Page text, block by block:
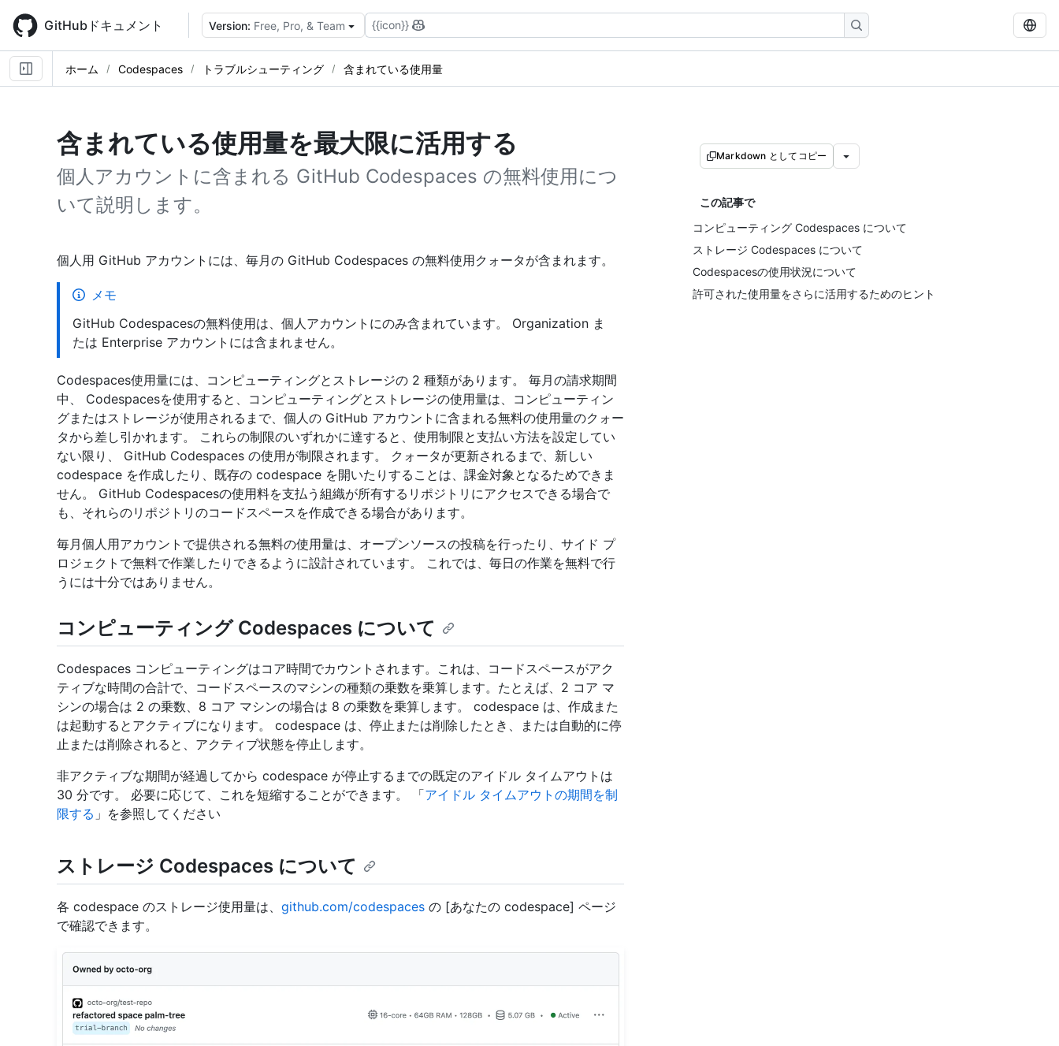
main
content
GitHubドキュメント Version: Free, Pro, & Team {{icon}}
ホーム Codespaces トラブルシューティング 含まれている使用量
含まれている使用量を最大限に活用する
個人アカウントに含まれる GitHub Codespaces の無料使用につ
いて説明します。
Markdown としてコピー
この記事で
コンピューティング Codespaces について
ストレージ Codespaces について
Codespacesの使用状況について
許可された使用量をさらに活用するためのヒント
個人用 GitHub アカウントには、毎月の GitHub Codespaces の無料使用クォータが含まれます。
メモ
GitHub Codespacesの無料使用は、個人アカウントにのみ含まれています。 Organization ま
たは Enterprise アカウントには含まれません。
Codespaces使用量には、コンピューティングとストレージの 2 種類があります。 毎月の請求期間
中、 Codespacesを使用すると、コンピューティングとストレージの使用量は、コンピューティン
グまたはストレージが使用されるまで、個人の GitHub アカウントに含まれる無料の使用量のクォー
タから差し引かれます。 これらの制限のいずれかに達すると、使用制限と支払い方法を設定してい
ない限り、 GitHub Codespaces の使用が制限されます。 クォータが更新されるまで、新しい
codespace を作成したり、既存の codespace を開いたりすることは、課金対象となるためできま
せん。 GitHub Codespacesの使用料を支払う組織が所有するリポジトリにアクセスできる場合で
も、それらのリポジトリのコードスペースを作成できる場合があります。
毎月個人用アカウントで提供される無料の使用量は、オープンソースの投稿を行ったり、サイド プ
ロジェクトで無料で作業したりできるように設計されています。 これでは、毎日の作業を無料で行
うには十分ではありません。
コンピューティング Codespaces について
Codespaces コンピューティングはコア時間でカウントされます。これは、コードスペースがアク
ティブな時間の合計で、コードスペースのマシンの種類の乗数を乗算します。たとえば、2 コア マ
シンの場合は 2 の乗数、8 コア マシンの場合は 8 の乗数を乗算します。 codespace は、作成また
は起動するとアクティブになります。 codespace は、停止または削除したとき、または自動的に停
止または削除されると、アクティブ状態を停止します。
非アクティブな期間が経過してから codespace が停止するまでの既定のアイドル タイムアウトは
30 分です。 必要に応じて、これを短縮することができます。 「アイドル タイムアウトの期間を制
限する 」を参照してください
ストレージ Codespaces について
各 codespace のストレージ使用量は、 github.com/codespaces の [あなたの codespace] ページ
で確認できます。